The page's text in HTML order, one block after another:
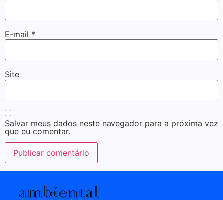
E-mail *
Site
Salvar meus dados neste navegador para a próxima vez
que eu comentar.